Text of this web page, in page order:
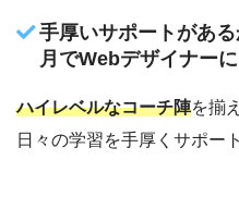
手厚いサポートがあ
月でWebデザイナーに
ハイレベルなコーチ陣を揃
日々の学習を手厚くサポー